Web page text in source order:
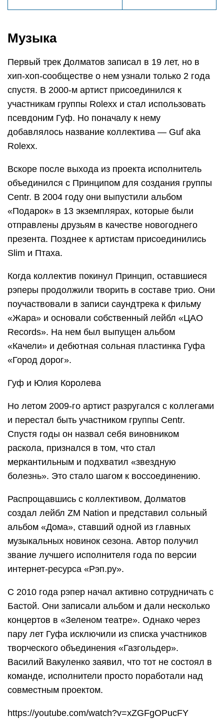
Музыка
Первый трек Долматов записал в 19 лет, но в
хип-хоп-сообществе о нем узнали только 2 года
спустя. В 2000-м артист присоединился к
участникам группы Rolexx и стал использовать
псевдоним Гуф. Но поначалу к нему
добавлялось название коллектива — Guf aka
Rolexx.
Вскоре после выхода из проекта исполнитель
объединился с Принципом для создания группы
Centr. В 2004 году они выпустили альбом
«Подарок» в 13 экземплярах, которые были
отправлены друзьям в качестве новогоднего
презента. Позднее к артистам присоединились
Slim и Птаха.
Когда коллектив покинул Принцип, оставшиеся
рэперы продолжили творить в составе трио. Они
поучаствовали в записи саундтрека к фильму
«Жара» и основали собственный лейбл «ЦАО
Records». На нем был выпущен альбом
«Качели» и дебютная сольная пластинка Гуфа
«Город дорог».
Гуф и Юлия Королева
Но летом 2009-го артист разругался с коллегами
и перестал быть участником группы Centr.
Спустя годы он назвал себя виновником
раскола, признался в том, что стал
меркантильным и подхватил «звездную
болезнь». Это стало шагом к воссоединению.
Распрощавшись с коллективом, Долматов
создал лейбл ZM Nation и представил сольный
альбом «Дома», ставший одной из главных
музыкальных новинок сезона. Автор получил
звание лучшего исполнителя года по версии
интернет-ресурса «Рэп.ру».
С 2010 года рэпер начал активно сотрудничать с
Бастой. Они записали альбом и дали несколько
концертов в «Зеленом театре». Однако через
пару лет Гуфа исключили из списка участников
творческого объединения «Газгольдер».
Василий Вакуленко заявил, что тот не состоял в
команде, исполнители просто поработали над
совместным проектом.
https://youtube.com/watch?v=xZGFgOPucFY